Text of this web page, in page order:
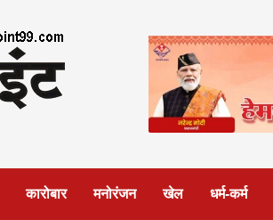
कारोबार मनोरंजन खेल धर्म-कर्म